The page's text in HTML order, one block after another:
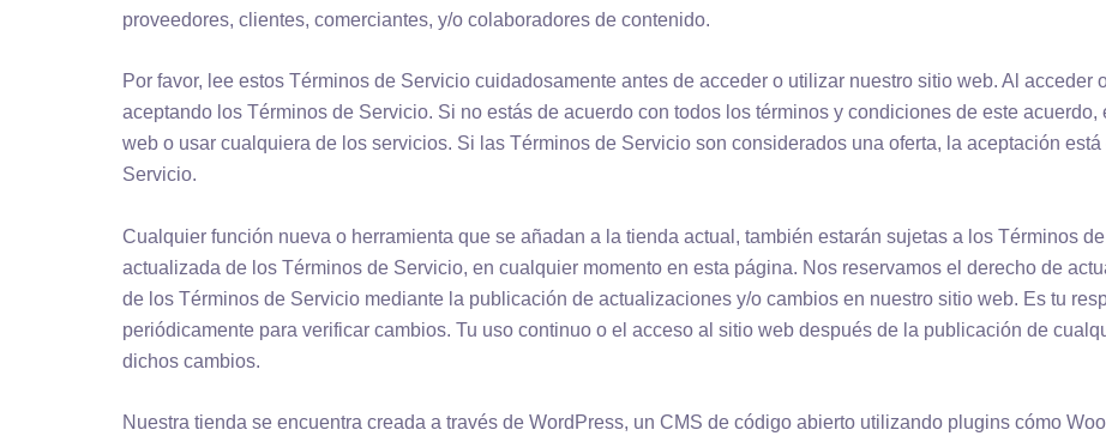
proveedores, clientes, comerciantes, y/o colaboradores de contenido.
Por favor, lee estos Términos de Servicio cuidadosamente antes de acceder o utilizar nuestro sitio web. Al acceder
aceptando los Términos de Servicio. Si no estás de acuerdo con todos los términos y condiciones de este
web o usar cualquiera de los servicios. Si las Términos de Servicio son considerados una oferta, la aceptación
Servicio.
Cualquier función nueva o herramienta que se añadan a la tienda actual, también estarán sujetas a los Términos
actualizada de los Términos de Servicio, en cualquier momento en esta página. Nos reservamos el derecho de
de los Términos de Servicio mediante la publicación de actualizaciones y/o cambios en nuestro sitio web. Es tu
periódicamente para verificar cambios. Tu uso continuo o el acceso al sitio web después de la publicación de
dichos cambios.
Nuestra tienda se encuentra creada a través de WordPress, un CMS de código abierto utilizando plugins cómo